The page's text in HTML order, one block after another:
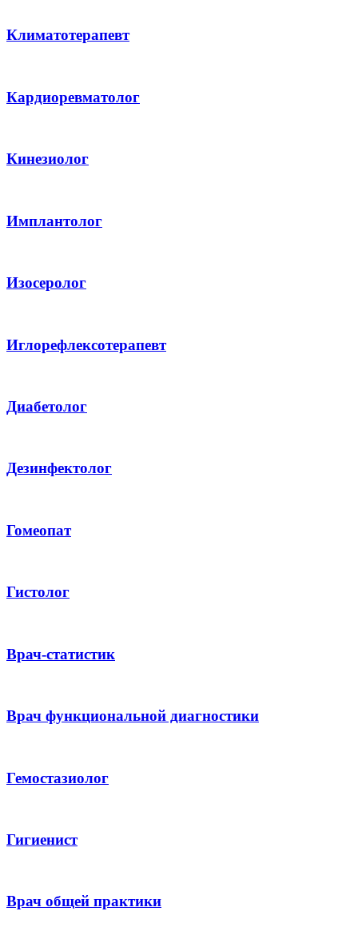
Климатотерапевт
Кардиоревматолог
Кинезиолог
Имплантолог
Изосеролог
Иглорефлексотерапевт
Диабетолог
Дезинфектолог
Гомеопат
Гистолог
Врач-статистик
Врач функциональной диагностики
Гемостазиолог
Гигиенист
Врач общей практики